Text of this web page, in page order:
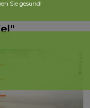
Sie gesund!